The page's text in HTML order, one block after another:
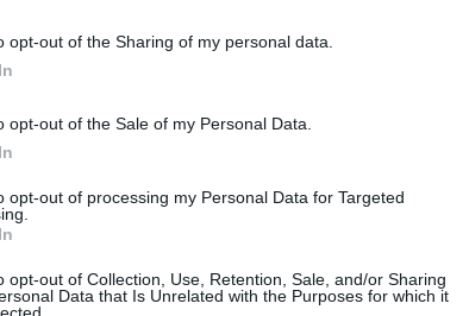
opt-out of the Sharing of my personal data.
opt-out of the Sale of my Personal Data.
opt-out of processing my Personal Data for Targeted
opt-out of Collection, Use, Retention, Sale, and/or Sharing
Data that Is Unrelated with the Purposes for which it
entre los viajeros procedentes de Italia por los nuevos